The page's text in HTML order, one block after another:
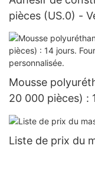
pièces (US.0) -
Mousse
20 000 pièces) :
mousse
Liste de prix du